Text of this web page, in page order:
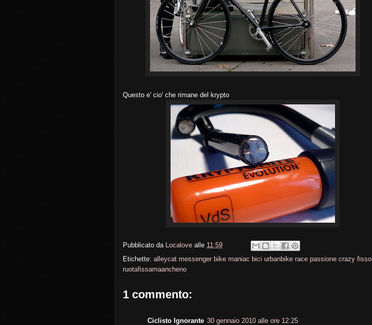
Questo e' cio' che rimane del krypto
Pubblicato da Localove alle 11:59
Etichette: alleycat messenger bike maniac bici urbanbike race passione crazy fisso
ruotafissamaancheno
1 commento:
Ciclisto Ignorante 30 gennaio 2010 alle ore 12:25